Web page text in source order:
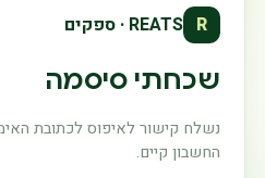
R REATS · ספקים
שכחתי סיסמה
נשלח קישור לאיפוס לכתובת
החשבון קיים.